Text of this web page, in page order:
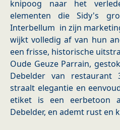
knipoog naar het
elementen die Sidy's
Interbellum ​ in zijn
wijkt volledig af van hun
een frisse, historische
Oude Geuze Parrain,
Debelder van restaurant
straalt elegantie en
etiket is een eerbetoon
Debelder, en ademt rust en